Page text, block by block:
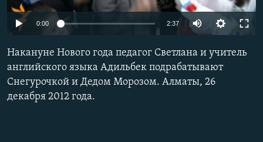
0:00 2:37
Накануне Нового года педагог Светлана и учитель
английского языка Адильбек подрабатывают
Снегурочкой и Дедом Морозом. Алматы, 26
декабря 2012 года.